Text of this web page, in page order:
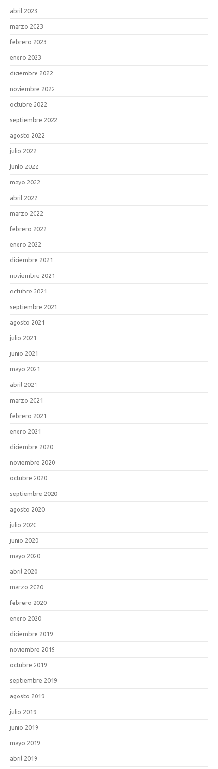
abril 2023
marzo 2023
febrero 2023
enero 2023
diciembre 2022
noviembre 2022
octubre 2022
septiembre 2022
agosto 2022
julio 2022
junio 2022
mayo 2022
abril 2022
marzo 2022
febrero 2022
enero 2022
diciembre 2021
noviembre 2021
octubre 2021
septiembre 2021
agosto 2021
julio 2021
junio 2021
mayo 2021
abril 2021
marzo 2021
febrero 2021
enero 2021
diciembre 2020
noviembre 2020
octubre 2020
septiembre 2020
agosto 2020
julio 2020
junio 2020
mayo 2020
abril 2020
marzo 2020
febrero 2020
enero 2020
diciembre 2019
noviembre 2019
octubre 2019
septiembre 2019
agosto 2019
julio 2019
junio 2019
mayo 2019
abril 2019